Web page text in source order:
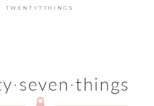
TWENTY7THINGS